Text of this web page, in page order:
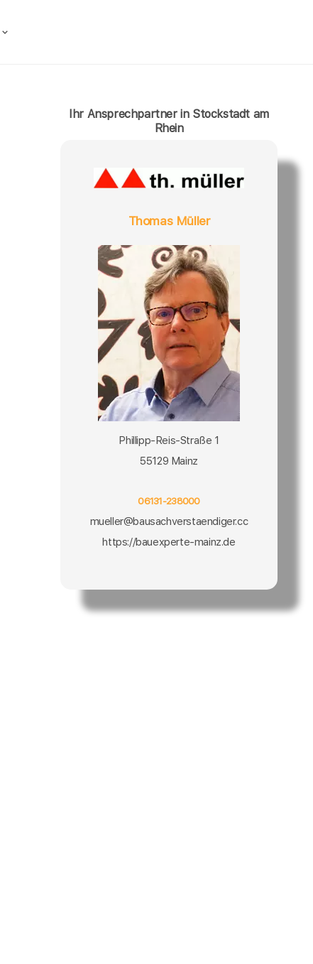
Ihr Ansprechpartner in Stockstadt am
Rhein
Thomas Müller
Phillipp-Reis-Straße 1
55129 Mainz
06131-238000
mueller@bausachverstaendiger.cc
https://bauexperte-mainz.de